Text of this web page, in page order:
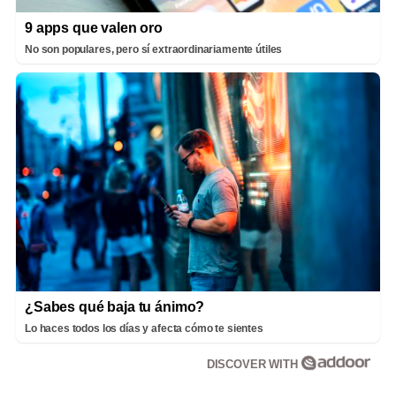
9 apps que valen oro
No son populares, pero sí extraordinariamente útiles
¿Sabes qué baja tu ánimo?
Lo haces todos los días y afecta cómo te sientes
DISCOVER WITH